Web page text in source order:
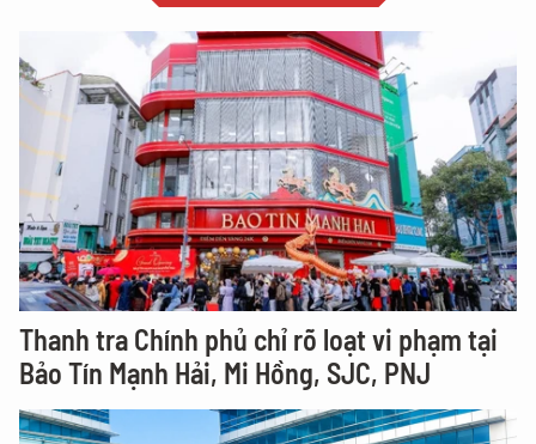
Thanh tra Chính phủ chỉ rõ loạt vi phạm tại
Bảo Tín Mạnh Hải, Mi Hồng, SJC, PNJ